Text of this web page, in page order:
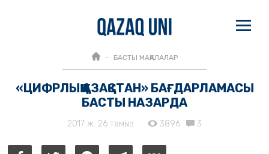
БАСТЫ МАҚАЛАЛАР
«ЦИФРЛЫҚ ҚАЗАҚСТАН» БАҒДАРЛАМАСЫ
БАСТЫ НАЗАРДА
2017 ж. 26 тамыз 3896 3